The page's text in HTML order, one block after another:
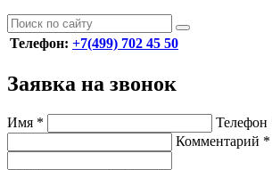
Телефон: +7(499) 702 45 50
Заявка на звонок
Имя * Телефон
Комментарий *